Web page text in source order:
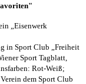
„Eisenwerk
in Sport Club „Freiheit
Sport Tagblatt,
Rot-Weiß;
dem Sport Club